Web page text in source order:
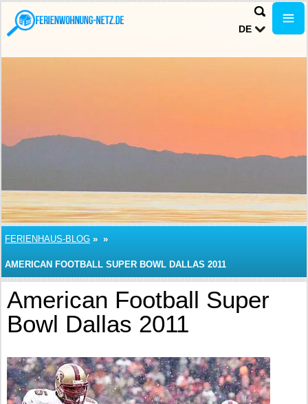
DE
FERIENHAUS-BLOG » »
AMERICAN FOOTBALL SUPER BOWL DALLAS 2011
American Football Super
Bowl Dallas 2011